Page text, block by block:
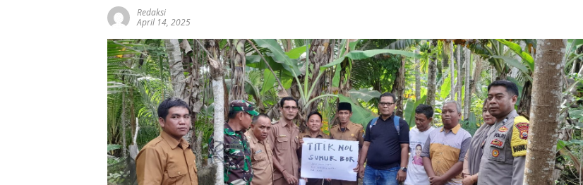
Redaksi
April 14, 2025